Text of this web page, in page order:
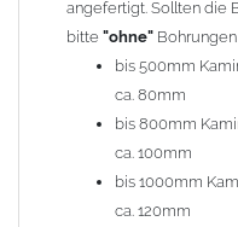
Es stehen insgesamt 20
Auswahlfeldangeben.
Standardhauben
(unser Topseller)
Laube, 13 Schwalbe,
17 Dach, 18 Plafond
angefertigt. Sollten die
bitte "ohne"
bis 500mm
ca. 80mm
bis 800mm
ca. 100mm
bis 1000mm
ca. 120mm